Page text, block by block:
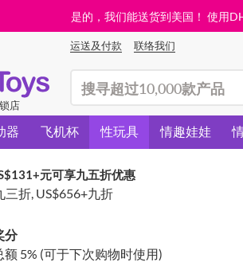
是的，我们能送货到美国！ 使用
运送及付款 联络我们
店
器 飞机杯 性玩具 情趣娃娃
+元可享九五折优惠
三折, US$656+九折
分
额 5% (可于下次购物时使用)